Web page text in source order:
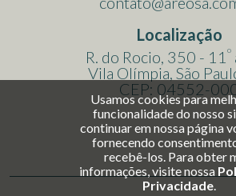
Localização
R. do Rocio, 350 - 11 o
Vila Olímpia, São
CEP: 04552-
Usamos cookies para
funcionalidade do nosso
continuar em nossa página
fornecendo
recebê-los. Para obter
informações, visite nossa
Privacidade.